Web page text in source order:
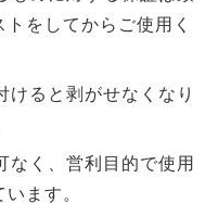
をしてからご使用く
けると剥がせなくなり
なく、営利目的で使用
ます。